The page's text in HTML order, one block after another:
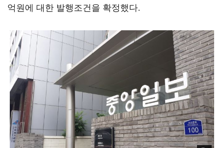
억원에 대한 발행조건을 확정했다.